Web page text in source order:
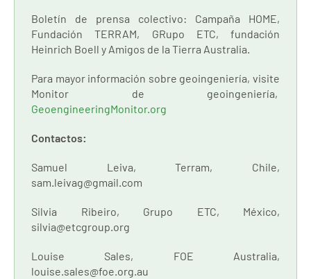
Boletín de prensa colectivo: Campaña HOME,
Fundación TERRAM, GRupo ETC, fundación
Heinrich Boell y Amigos de la Tierra Australia.
Para mayor información sobre geoingeniería, visite
Monitor de geoingeniería,
GeoengineeringMonitor.org
Contactos:
Samuel Leiva, Terram, Chile,
sam.leivag@gmail.com
Silvia Ribeiro, Grupo ETC, México,
silvia@etcgroup.org
Louise Sales, FOE Australia,
louise.sales@foe.org.au